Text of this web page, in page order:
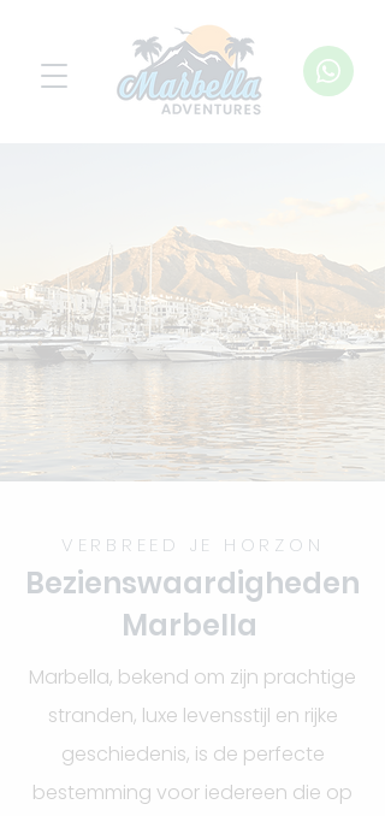
VERBREED JE HORZON
Bezienswaardigheden
Marbella
Marbella, bekend om zijn prachtige
stranden, luxe levensstijl en rijke
geschiedenis, is de perfecte
bestemming voor iedereen die op